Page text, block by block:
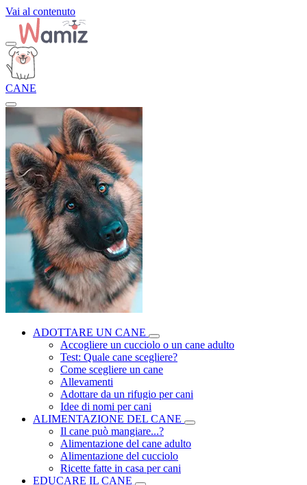
Vai al contenuto
CANE
ADOTTARE UN CANE
Accogliere un cucciolo o un cane adulto
Test: Quale cane scegliere?
Come scegliere un cane
Allevamenti
Adottare da un rifugio per cani
Idee di nomi per cani
ALIMENTAZIONE DEL CANE
Il cane può mangiare...?
Alimentazione del cane adulto
Alimentazione del cucciolo
Ricette fatte in casa per cani
EDUCARE IL CANE